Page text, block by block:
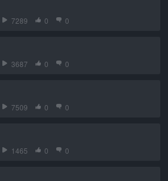
7289 0 0
3687 0 0
7509 0 0
1465 0 0